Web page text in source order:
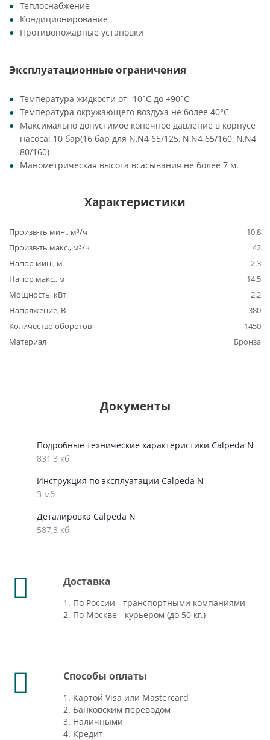
Теплоснабжение
Кондиционирование
Противопожарные установки
Эксплуатационные ограничения
Температура жидкости от -10°C до +90°C
Температура окружающего воздуха не более 40°C
Максимально допустимое конечное давление в корпусе
насоса: 10 бар(16 бар для N,N4 65/125, N,N4 65/160, N,N4
80/160)
Манометрическая высота всасывания не более 7 м.
Характеристики
Произв-ть мин., м³/ч
10.8
Произв-ть макс., м³/ч
42
Напор мин., м
2.3
Напор макс., м
14.5
Мощность, кВт
2.2
Напряжение, В
380
Количество оборотов
1450
Материал
Бронза
Документы
Подробные технические характеристики Calpeda N
831,3 кб
Инструкция по эксплуатации Calpeda N
3 мб
Деталировка Calpeda N
587,3 кб
Доставка
1. По России - транспортными компаниями
2. По Москве - курьером (до 50 кг.)
Способы оплаты
1. Картой Visa или Mastercard
2. Банковским переводом
3. Наличными
4. Кредит